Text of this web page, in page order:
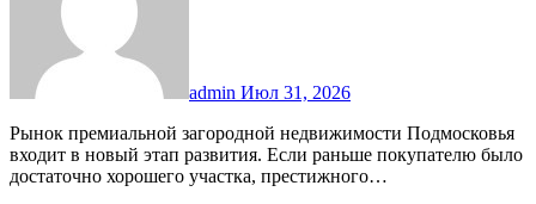
admin Июл 31, 2026
Рынок премиальной загородной недвижимости Подмосковья
входит в новый этап развития. Если раньше покупателю было
достаточно хорошего участка, престижного…